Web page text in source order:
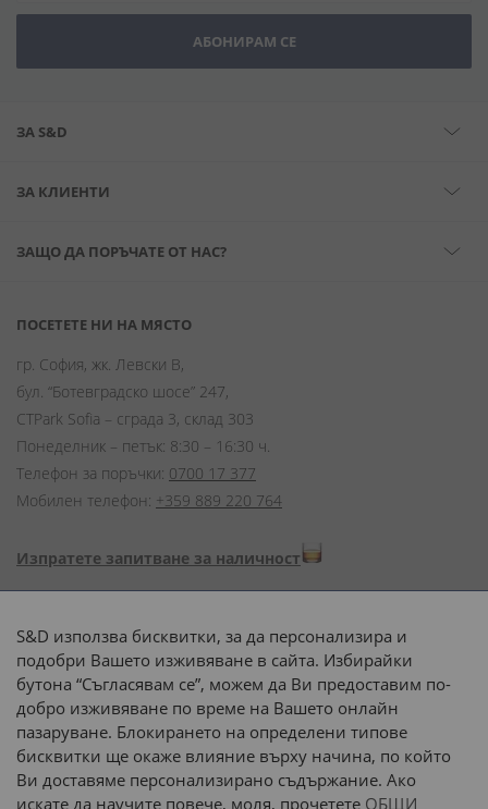
АБОНИРАМ СЕ
ЗА S&D
ЗА КЛИЕНТИ
ЗАЩО ДА ПОРЪЧАТЕ ОТ НАС?
ПОСЕТЕТЕ НИ НА МЯСТО
гр. София, жк. Левски В,
бул. “Ботевградско шосе” 247,
CTPark Sofia – сграда 3, склад 303
Понеделник – петък: 8:30 – 16:30 ч.
Телефон за поръчки: 0700 17 377
Мобилен телефон: +359 889 220 764
Изпратете запитване за наличност
Начини на плащане:
Доставка до адрес с:
или
наш транспорт
S&D използва бисквитки, за да персонализира и
подобри Вашето изживяване в сайта. Избирайки
бутона “Съгласявам се”, можем да Ви предоставим по-
добро изживяване по време на Вашето онлайн
пазаруване. Блокирането на определени типове
бисквитки ще окаже влияние върху начина, по който
Ви доставяме персонализирано съдържание. Ако
искате да научите повече, моля, прочетете ОБЩИ